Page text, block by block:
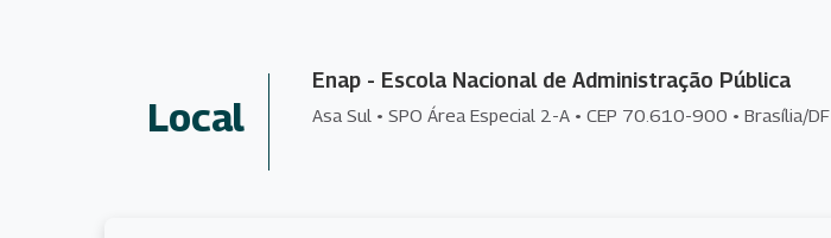
Local
Enap - Escola Nacional de Administração Pública
Asa Sul • SPO Área Especial 2-A • CEP 70.610-900 • Brasília/DF